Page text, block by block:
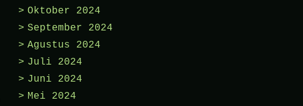
Oktober 2024
September 2024
Agustus 2024
Juli 2024
Juni 2024
Mei 2024